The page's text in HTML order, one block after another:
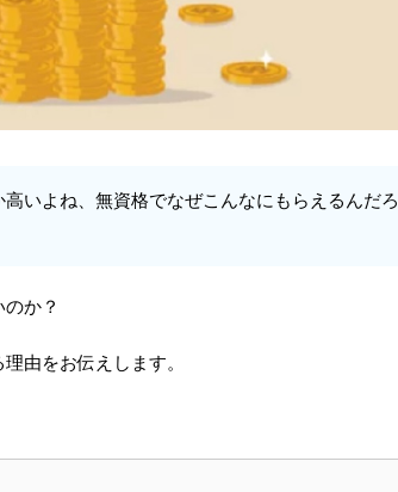
いよね、無資格でなぜこんなにもらえるんだろ
か？
由をお伝えします。